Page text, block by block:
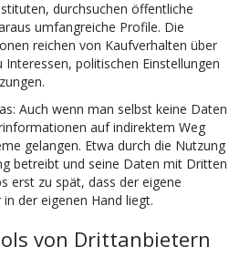
durchsuchen öffentliche
umfangreiche Profile. Die
reichen von Kaufverhalten über
politischen Einstellungen
Auch wenn man selbst keine Daten
auf indirektem Weg
gelangen. Etwa durch die Nutzung
betreibt und seine Daten mit Dritten
erst zu spät, dass der eigene
der eigenen Hand liegt.
von Drittanbietern